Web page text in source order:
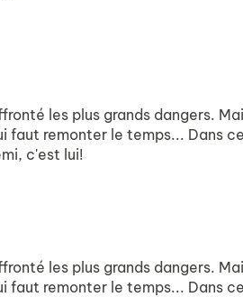
les plus grands dangers.
remonter le temps... Dans
c'est lui!
les plus grands dangers.
remonter le temps... Dans